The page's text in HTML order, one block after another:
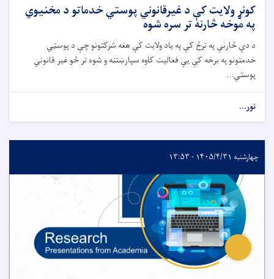
کونړ ولایت کې د غیرقانوني پوستي خدماتو د مخنیوي
په موخه څارنه تر سره شوه
د دې څارنې په ترڅ کې په یاد ولایت کې هغه شرکتونو چې د پوسټي
خدمتونو په برخه کې یې فعالیت کاوه سپارښتنه و شوه تر څو غیر قانوني
پوستي...
نور...
چهارشنبه ۱۴۰۵/۴/۳۱ - ۱۳:۵۳